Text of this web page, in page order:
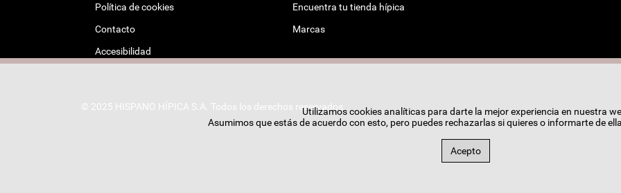
Política de cookies
Contacto
Accesibilidad
Encuentra tu tienda hípica
Marcas
© 2025 HISPANO HÍPICA S.A. Todos los derechos reservados.Utilizamos cookies analíticas para darte la mejor experiencia en nuestra
Asumimos que estás de acuerdo con esto, pero puedes rechazarlas si quieres o informarte de
Acepto